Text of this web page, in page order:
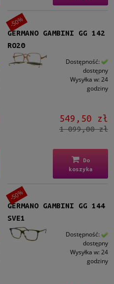
GERMANO GAMBINI GG 142
RO20
Dostępność:
dostępny
Wysyłka w: 24
godziny
549,50 zł
1 099,00 zł
Do
koszyka
-50%
GERMANO GAMBINI GG 144
SVE1
Dostępność:
dostępny
Wysyłka w: 24
godziny
-50%